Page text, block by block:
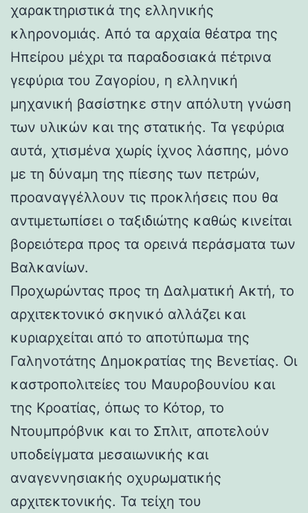
χαρακτηριστικά της ελληνικής
κληρονομιάς. Από τα αρχαία θέατρα της
Ηπείρου μέχρι τα παραδοσιακά πέτρινα
γεφύρια του Ζαγορίου, η ελληνική
μηχανική βασίστηκε στην απόλυτη γνώση
των υλικών και της στατικής. Τα γεφύρια
αυτά, χτισμένα χωρίς ίχνος λάσπης, μόνο
με τη δύναμη της πίεσης των πετρών,
προαναγγέλλουν τις προκλήσεις που θα
αντιμετωπίσει ο ταξιδιώτης καθώς κινείται
βορειότερα προς τα ορεινά περάσματα των
Βαλκανίων.
Προχωρώντας προς τη Δαλματική Ακτή, το
αρχιτεκτονικό σκηνικό αλλάζει και
κυριαρχείται από το αποτύπωμα της
Γαληνοτάτης Δημοκρατίας της Βενετίας. Οι
καστροπολιτείες του Μαυροβουνίου και
της Κροατίας, όπως το Κότορ, το
Ντουμπρόβνικ και το Σπλιτ, αποτελούν
υποδείγματα μεσαιωνικής και
αναγεννησιακής οχυρωματικής
αρχιτεκτονικής. Τα τείχη του